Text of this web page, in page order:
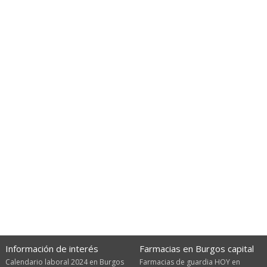
Información de interés
Calendario laboral 2024 en Burgos
Farmacias en Burgos capital
Farmacias de guardia HOY en